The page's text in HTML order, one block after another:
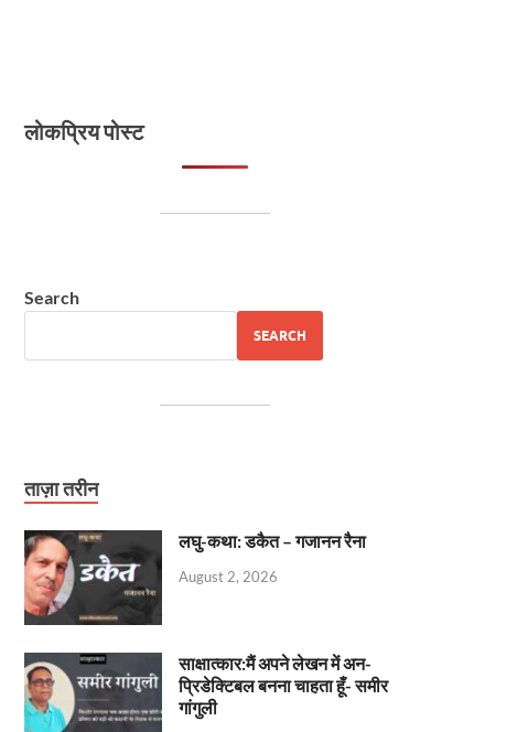
लोकप्रिय पोस्ट
Search
SEARCH
ताज़ा तरीन
लघु-कथा: डकैत – गजानन रैना
August 2, 2026
साक्षात्कार:मैं अपने लेखन में अन-
प्रिडेक्टिबल बनना चाहता हूँ- समीर
गांगुली